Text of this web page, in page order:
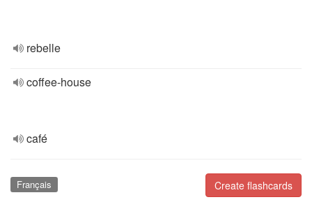
rebelle
coffee-house
café
Create flashcards
Français